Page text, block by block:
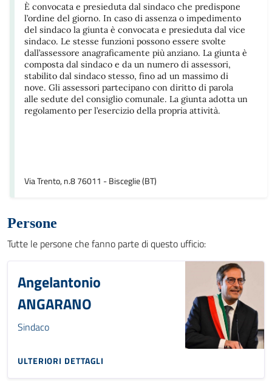
È convocata e presieduta dal sindaco che predispone
l’ordine del giorno. In caso di assenza o impedimento
del sindaco la giunta è convocata e presieduta dal vice
sindaco. Le stesse funzioni possono essere svolte
dall’assessore anagraficamente più anziano. La giunta è
composta dal sindaco e da un numero di assessori,
stabilito dal sindaco stesso, fino ad un massimo di
nove. Gli assessori partecipano con diritto di parola
alle sedute del consiglio comunale. La giunta adotta un
regolamento per l’esercizio della propria attività.
Via Trento, n.8 76011 - Bisceglie (BT)
Persone
Tutte le persone che fanno parte di questo ufficio:
Angelantonio
ANGARANO
Sindaco
ULTERIORI DETTAGLI